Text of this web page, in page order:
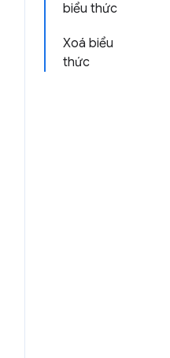
biểu thức
Xoá biểu
thức